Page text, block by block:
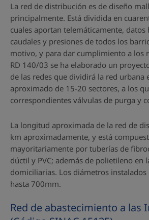
La red de distribución es de diseño
principalmente. Está dividida en
cuales aportan telemáticamente, datos
caudales y presiones de todos los
motivo, y para dar cumplimiento a los
RD 140/03 se ha elaborado un
de las redes que dividirá la red urbana
aproximado de 15-20 sectores, a los
correspondientes válvulas de purga y
La longitud aproximada de la red de
km aproximadamente, y está
mayoritariamente por tuberías de
dúctil y PVC; además de polietileno en
domiciliarias. Los diámetros instalados
hasta 700mm.
Red de abastecimiento a las